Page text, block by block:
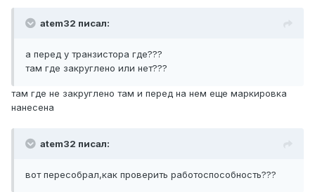
atem32 писал:
а перед у транзистора где???
там где закруглено или нет???
там где не закруглено там и перед на нем еще маркировка
нанесена
atem32 писал:
вот пересобрал,как проверить работоспособность???